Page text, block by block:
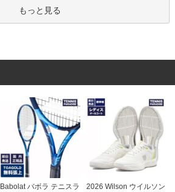
もっと見る
Babolat バボラ テニスラ
2026 Wilson ウイルソン